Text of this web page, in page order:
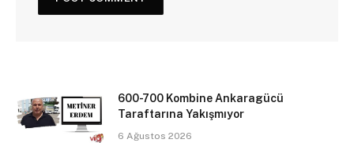
600-700 Kombine Ankaragücü
Taraftarına Yakışmıyor
6 Ağustos 2026